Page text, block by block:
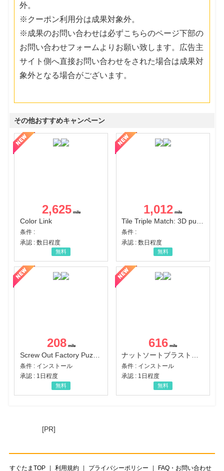
外。
※クーポン利用分は成果対象外。
※成果のお問い合わせは必ずこちらのページ下部の
お問い合わせフォームよりお願い致します。広告主
サイト側へ直接お問い合わせをされた場合は成果対
象外となる場合がございます。
その他おすすめキャンペーン
2,625
Color Link
条件 :
承認 : 数日程度
無料
1,012
Tile Triple Match: 3D puzzle
条件 :
承認 : 数日程度
無料
208
Screw Out Factory Puzzle 3D（経験値バーのマイルストーンを5にする（ユーザーレベル5に到達する））（Android）
条件 : インストール
承認 : 1日程度
無料
616
条件 : インストール
承認 : 1日程度
無料
[PR]
すぐたまTOP 利用規約 プライバシーポリシー FAQ・お問い合わせ